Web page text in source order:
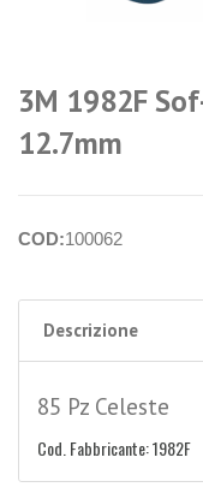
3M 1982F
12.7mm
COD:100062
Descrizione
85 Pz Celeste
Cod. Fabbricante: 1982F